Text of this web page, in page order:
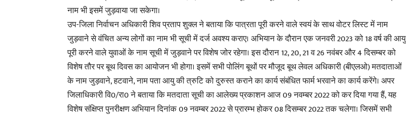
नाम भी इसमें जुड़वाया जा सकेगा।
उप-जिला निर्वाचन अधिकारी शिव प्रताप शुक्ल ने बताया कि पात्रता पूरी करने वाले स्वयं के साथ वोटर लिस्ट में नाम
जुड़वाने से वंचित अन्य लोगों का नाम भी सूची में दर्ज अवश्य कराए। अभियान के दौरान एक जनवरी 2023 को 18 वर्ष की आयु
पूरी करने वाले युवाओं के नाम सूची में जुड़वाने पर विशेष जोर रहेगा। इस दौरान 12, 20, 21 व 26 नवंबर और 4 दिसम्बर को
विशेष तौर पर बूथ दिवस का आयोजन भी होगा। इसमें सभी पोलिंग बूथों पर मौजूद बूथ लेवल अधिकारी (बीएलओ) मतदाताओं
के नाम जुड़वाने, हटवाने, नाम पता आयु की त्रुटि को दुरुस्त कराने का कार्य संबंधित फार्म भरवाने का कार्य करेंगे। अपर
जिलाधिकारी वि0/रा0 ने बताया कि मतदाता सूची का आलेख्य प्रकाशन आज 09 नवम्बर 2022 को कर दिया गया हैं, यह
विशेष संक्षिप्त पुनरीक्षण अभियान दिनांक 09 नवम्बर 2022 से प्रारम्भ होकर 08 दिसम्बर 2022 तक चलेगा। जिसमें सभी